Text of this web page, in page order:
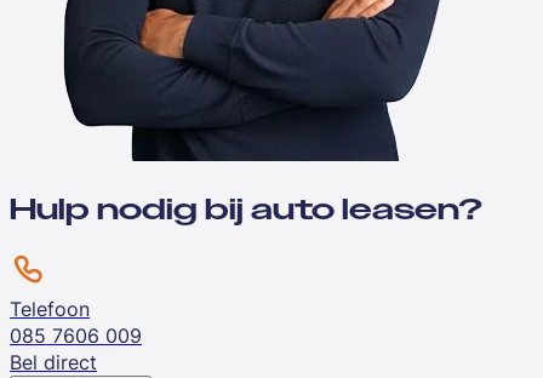
Hulp nodig bij auto leasen?
Telefoon
085 7606 009
Bel direct